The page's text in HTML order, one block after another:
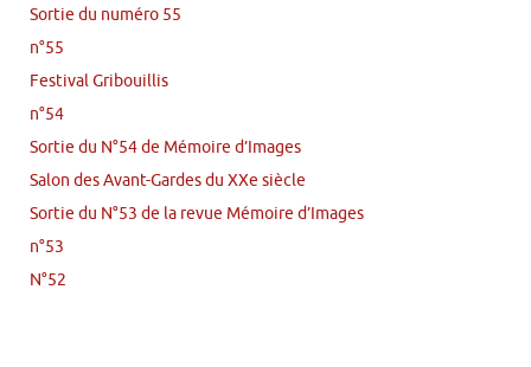
Sortie du numéro 55
n°55
Festival Gribouillis
n°54
Sortie du N°54 de Mémoire d’Images
Salon des Avant-Gardes du XXe siècle
Sortie du N°53 de la revue Mémoire d’Images
n°53
N°52